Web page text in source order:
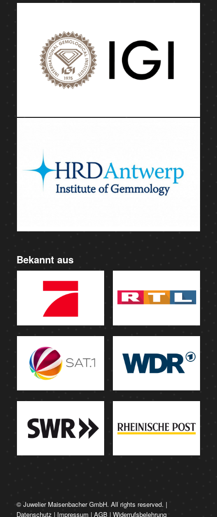
Bekannt aus
© Juwelier Maisenbacher GmbH. All rights reserved. |
Datenschutz | Impressum | AGB | Widerrufsbelehrung